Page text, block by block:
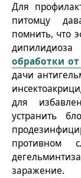
Для
питомцу
помнить, что
обработки
дачи
для
устранить
противном
заражение.